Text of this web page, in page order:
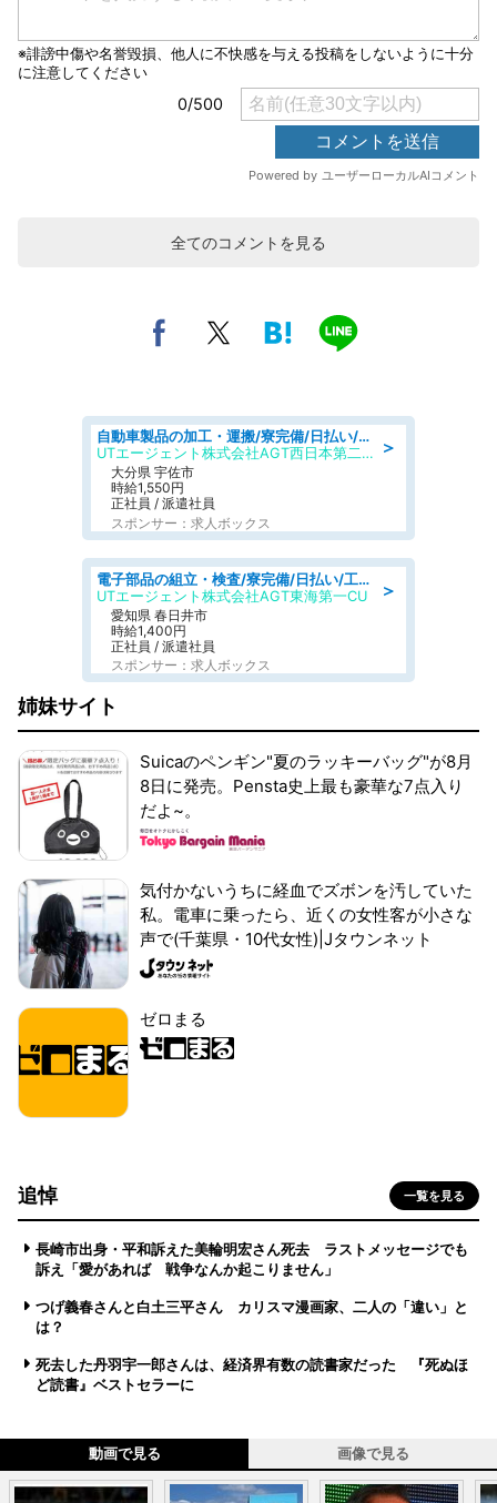
全てのコメントを見る
＞
自動車製品の加工・運搬/寮完備/日払い/工場・製造
UTエージェント株式会社AGT西日本第二CU
大分県 宇佐市
時給1,550円
正社員 / 派遣社員
スポンサー：求人ボックス
＞
電子部品の組立・検査/寮完備/日払い/工場・製造
UTエージェント株式会社AGT東海第一CU
愛知県 春日井市
時給1,400円
正社員 / 派遣社員
スポンサー：求人ボックス
姉妹サイト
Suicaのペンギン"夏のラッキーバッグ"が8月
8日に発売。Pensta史上最も豪華な7点入り
だよ~。
気付かないうちに経血でズボンを汚していた
私。電車に乗ったら、近くの女性客が小さな
声で(千葉県・10代女性)|Jタウンネット
ゼロまる
追悼 一覧を見る
長崎市出身・平和訴えた美輪明宏さん死去 ラストメッセージでも
訴え「愛があれば 戦争なんか起こりません」
つげ義春さんと白土三平さん カリスマ漫画家、二人の「違い」と
は？
死去した丹羽宇一郎さんは、経済界有数の読書家だった 『死ぬほ
ど読書』ベストセラーに
動画で見る 画像で見る